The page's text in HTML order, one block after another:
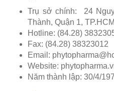
Trụ sở chính: 24
Thành, Quận 1, TP.HCM
Hotline: (84.28)
Fax: (84.28) 38323012
Email:
Website:
Năm thành lập: 30/4/